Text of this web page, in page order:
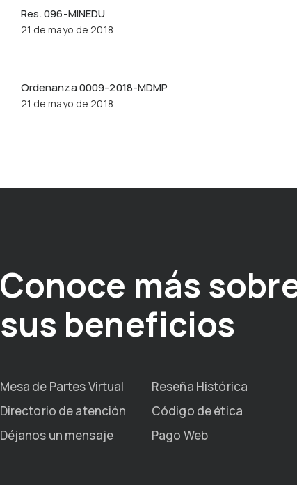
Res. 096-MINEDU
21 de mayo de 2018
Ordenanza 0009-2018-MDMP
21 de mayo de 2018
Conoce más
sus beneficios
Mesa de Partes Virtual Reseña Histórica
Directorio de atención
Código de ética
Déjanos un mensaje
Pago Web